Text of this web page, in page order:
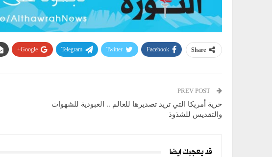
Share
Facebook
Twitter
Telegram
Google+
حرية أمريكا التي تريد تصديرها للعالم .. العبودية للشهوات
والتقديس للشذوذ
قد يعجبك ايضا